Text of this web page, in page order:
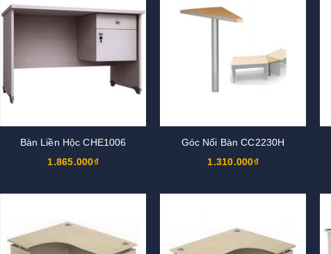
Bàn Liền Hộc CHE1006
1.865.000₫
Góc Nối Bàn CC2230H
1.310.000₫